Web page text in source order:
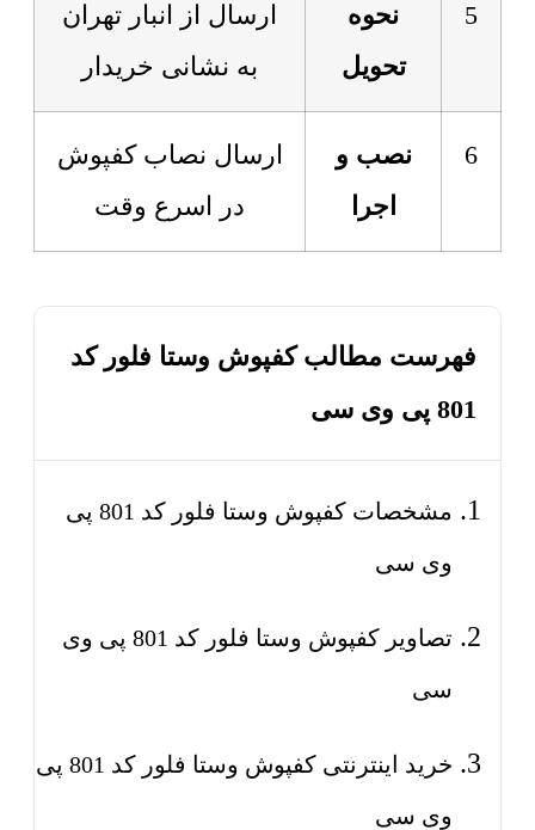
5
نحوه
تحویل
ارسال از انبار تهران
به نشانی خریدار
6
نصب و
اجرا
ارسال نصاب کفپوش
در اسرع وقت
فهرست مطالب کفپوش وستا فلور کد
801 پی وی سی
مشخصات کفپوش وستا فلور کد 801 پی
وی سی
تصاویر کفپوش وستا فلور کد 801 پی وی
سی
خرید اینترنتی کفپوش وستا فلور کد 801 پی
وی سی